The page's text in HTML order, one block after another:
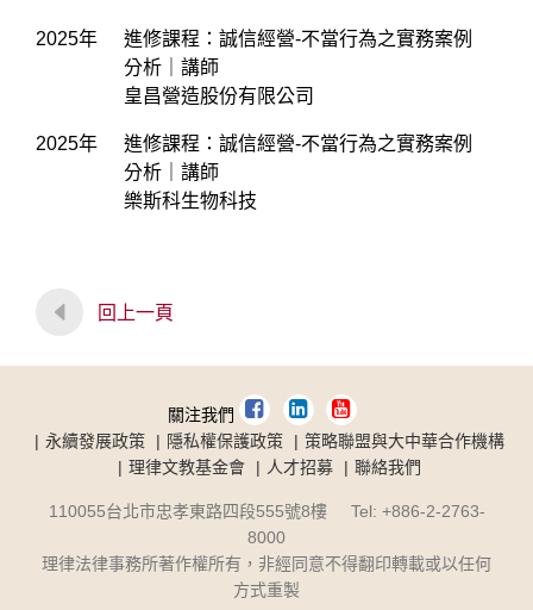
2025年
進修課程：誠信經營-不當行為之實務案例
分析｜講師
皇昌營造股份有限公司
2025年
進修課程：誠信經營-不當行為之實務案例
分析｜講師
樂斯科生物科技
回上一頁
關注我們
永續發展政策
隱私權保護政策
策略聯盟與大中華合作機構
理律文教基金會
人才招募 聯絡我們
110055台北市忠孝東路四段555號8樓 Tel: +886-2-2763-
8000
理律法律事務所著作權所有，非經同意不得翻印轉載或以任何
方式重製